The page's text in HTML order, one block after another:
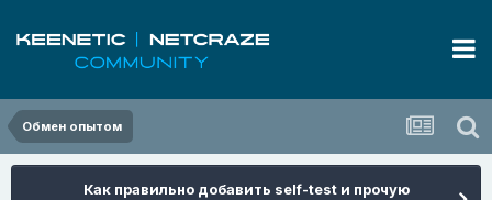
Обмен опытом
Как правильно добавить self-test и прочую